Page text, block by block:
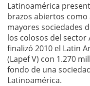
Latinoamérica
brazos abiertos
mayores sociedades
los colosos del sector
finalizó 2010 el Latin
(Lapef V) con 1.270
fondo de una
Latinoamérica.